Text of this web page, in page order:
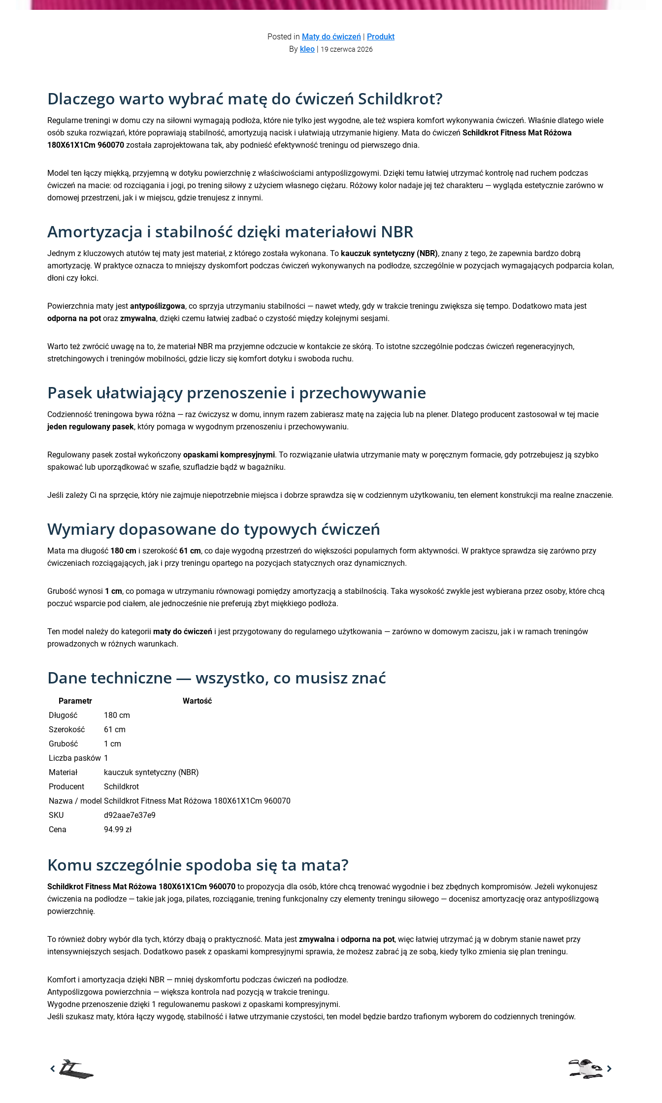
Posted in Maty do ćwiczeń | Produkt
By kleo | 19 czerwca 2026
Dlaczego warto wybrać matę do ćwiczeń Schildkrot?
Regularne treningi w domu czy na siłowni wymagają podłoża, które nie tylko jest wygodne, ale też wspiera komfort wykonywania ćwiczeń. Właśnie dlatego wiele
osób szuka rozwiązań, które poprawiają stabilność, amortyzują nacisk i ułatwiają utrzymanie higieny. Mata do ćwiczeń Schildkrot Fitness Mat Różowa
180X61X1Cm 960070 została zaprojektowana tak, aby podnieść efektywność treningu od pierwszego dnia.
Model ten łączy miękką, przyjemną w dotyku powierzchnię z właściwościami antypoślizgowymi. Dzięki temu łatwiej utrzymać kontrolę nad ruchem podczas
ćwiczeń na macie: od rozciągania i jogi, po trening siłowy z użyciem własnego ciężaru. Różowy kolor nadaje jej też charakteru — wygląda estetycznie zarówno w
domowej przestrzeni, jak i w miejscu, gdzie trenujesz z innymi.
Amortyzacja i stabilność dzięki materiałowi NBR
Jednym z kluczowych atutów tej maty jest materiał, z którego została wykonana. To kauczuk syntetyczny (NBR), znany z tego, że zapewnia bardzo dobrą
amortyzację. W praktyce oznacza to mniejszy dyskomfort podczas ćwiczeń wykonywanych na podłodze, szczególnie w pozycjach wymagających podparcia kolan,
dłoni czy łokci.
Powierzchnia maty jest antypoślizgowa, co sprzyja utrzymaniu stabilności — nawet wtedy, gdy w trakcie treningu zwiększa się tempo. Dodatkowo mata jest
odporna na potoraz zmywalna, dzięki czemu łatwiej zadbać o czystość między kolejnymi sesjami.
Warto też zwrócić uwagę na to, że materiał NBR ma przyjemne odczucie w kontakcie ze skórą. To istotne szczególnie podczas ćwiczeń regeneracyjnych,
stretchingowych i treningów mobilności, gdzie liczy się komfort dotyku i swoboda ruchu.
Pasek ułatwiający przenoszenie i przechowywanie
Codzienność treningowa bywa różna — raz ćwiczysz w domu, innym razem zabierasz matę na zajęcia lub na plener. Dlatego producent zastosował w tej macie
jeden regulowany pasek, który pomaga w wygodnym przenoszeniu i przechowywaniu.
Regulowany pasek został wykończony opaskami kompresyjnymi. To rozwiązanie ułatwia utrzymanie maty w poręcznym formacie, gdy potrzebujesz ją szybko
spakować lub uporządkować w szafie, szufladzie bądź w bagażniku.
Jeśli zależy Ci na sprzęcie, który nie zajmuje niepotrzebnie miejsca i dobrze sprawdza się w codziennym użytkowaniu, ten element konstrukcji ma realne znaczenie.
Wymiary dopasowane do typowych ćwiczeń
Mata ma długość 180 cm i szerokość 61 cm, co daje wygodną przestrzeń do większości popularnych form aktywności. W praktyce sprawdza się zarówno przy
ćwiczeniach rozciągających, jak i przy treningu opartego na pozycjach statycznych oraz dynamicznych.
Grubość wynosi 1 cm, co pomaga w utrzymaniu równowagi pomiędzy amortyzacją a stabilnością. Taka wysokość zwykle jest wybierana przez osoby, które chcą
poczuć wsparcie pod ciałem, ale jednocześnie nie preferują zbyt miękkiego podłoża.
Ten model należy do kategorii maty do ćwiczeń i jest przygotowany do regularnego użytkowania — zarówno w domowym zaciszu, jak i w ramach treningów
prowadzonych w różnych warunkach.
Dane techniczne — wszystko, co musisz znać
Parametr
Wartość
Długość
180 cm
Szerokość
61 cm
Grubość
1 cm
Liczba pasków 1
Materiał
kauczuk syntetyczny (NBR)
Producent
Schildkrot
Nazwa / model Schildkrot Fitness Mat Różowa 180X61X1Cm 960070
SKU
d92aae7e37e9
Cena
94.99 zł
Komu szczególnie spodoba się ta mata?
Schildkrot Fitness Mat Różowa 180X61X1Cm 960070 to propozycja dla osób, które chcą trenować wygodnie i bez zbędnych kompromisów. Jeżeli wykonujesz
ćwiczenia na podłodze — takie jak joga, pilates, rozciąganie, trening funkcjonalny czy elementy treningu siłowego — docenisz amortyzację oraz antypoślizgową
powierzchnię.
To również dobry wybór dla tych, którzy dbają o praktyczność. Mata jest zmywalna i odporna na pot, więc łatwiej utrzymać ją w dobrym stanie nawet przy
intensywniejszych sesjach. Dodatkowo pasek z opaskami kompresyjnymi sprawia, że możesz zabrać ją ze sobą, kiedy tylko zmienia się plan treningu.
Komfort i amortyzacja dzięki NBR — mniej dyskomfortu podczas ćwiczeń na podłodze.
Antypoślizgowa powierzchnia — większa kontrola nad pozycją w trakcie treningu.
Wygodne przenoszenie dzięki 1 regulowanemu paskowi z opaskami kompresyjnymi.
Jeśli szukasz maty, która łączy wygodę, stabilność i łatwe utrzymanie czystości, ten model będzie bardzo trafionym wyborem do codziennych treningów.